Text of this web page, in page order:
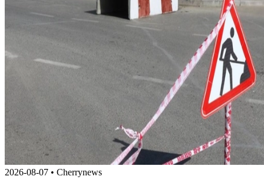
2026-08-07 • Cherrynews